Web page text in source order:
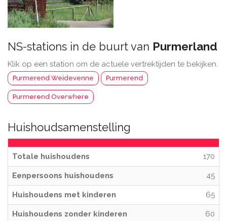
NS-stations in de buurt van Purmerland
Klik op een station om de actuele vertrektijden te bekijken.
Purmerend Weidevenne Purmerend
Purmerend Overwhere
Huishoudsamenstelling
Totale huishoudens 170
Eenpersoons huishoudens 45
Huishoudens met kinderen 65
Huishoudens zonder kinderen 60